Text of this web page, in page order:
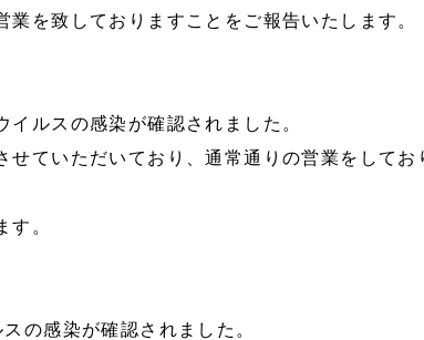
を致しておりますことをご報告いたします。
ルスの感染が確認されました。
ていただいており、通常通りの営業をしてお
す。
の感染が確認されました。